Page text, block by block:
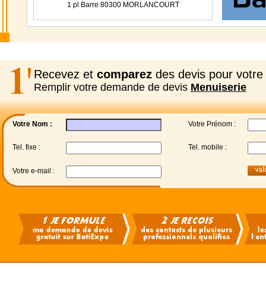
1 pl Barre 80300 MORLANCOURT
Recevez et comparez des devis pour votre
Remplir votre demande de devis Menuiserie
Votre Nom : Votre Prénom :
Tel. fixe : Tel. mobile :
Votre e-mail :